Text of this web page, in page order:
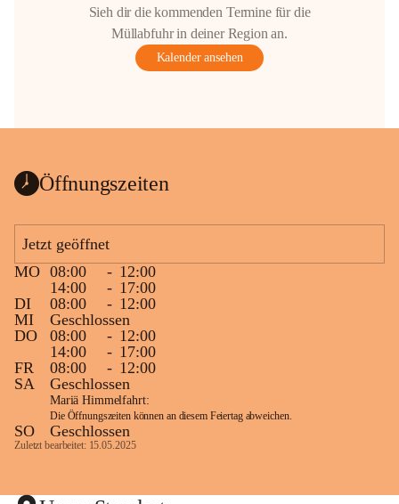
Sieh dir die kommenden Termine für die
Müllabfuhr in deiner Region an.
Kalender ansehen
Öffnungszeiten
Jetzt geöffnet
MO 08:00 - 12:00
14:00
- 17:00
DI
08:00 - 12:00
MI
Geschlossen
DO
08:00 - 12:00
14:00
- 17:00
FR
08:00 - 12:00
SA
Geschlossen
Mariä Himmelfahrt:
Die Öffnungszeiten können an diesem Feiertag abweichen.
SO Geschlossen
Zuletzt bearbeitet: 15.05.2025